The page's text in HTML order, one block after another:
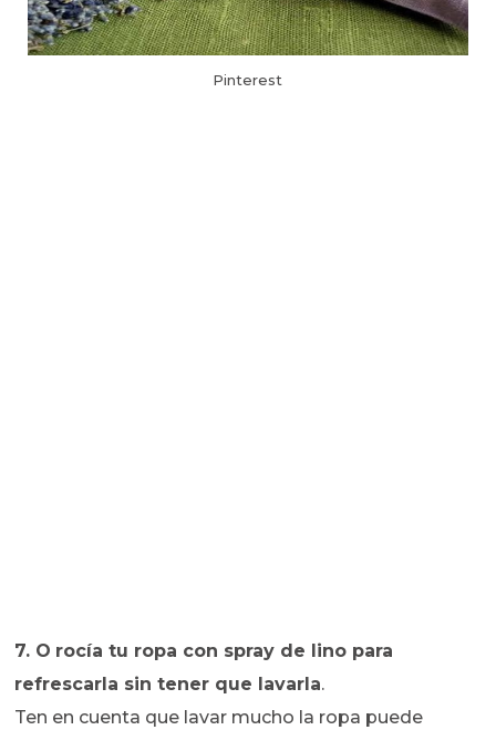
Pinterest
7. O rocía tu ropa con spray de lino para
refrescarla sin tener que lavarla.
Ten en cuenta que lavar mucho la ropa puede